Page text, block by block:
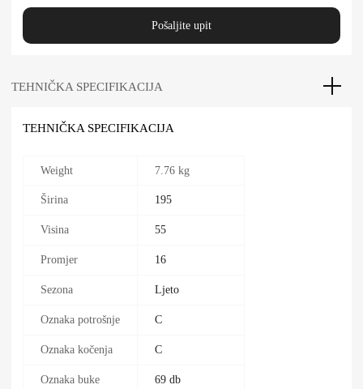
Pošaljite upit
TEHNIČKA SPECIFIKACIJA
TEHNIČKA SPECIFIKACIJA
Weight 7.76 kg
Širina 195
Visina 55
Promjer 16
Sezona Ljeto
Oznaka potrošnje C
Oznaka kočenja C
Oznaka buke 69 db